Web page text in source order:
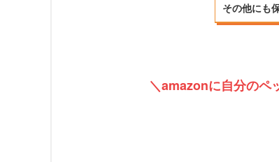
その他にも
＼amazonに自分のペ